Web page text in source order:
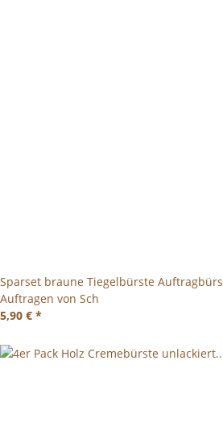
Sparset braune Tiegelbürste
Auftragen von Sch
5,90 € *